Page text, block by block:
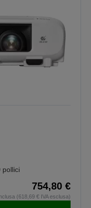
pollici
754,80 €
(618,69 € IVA esclusa)